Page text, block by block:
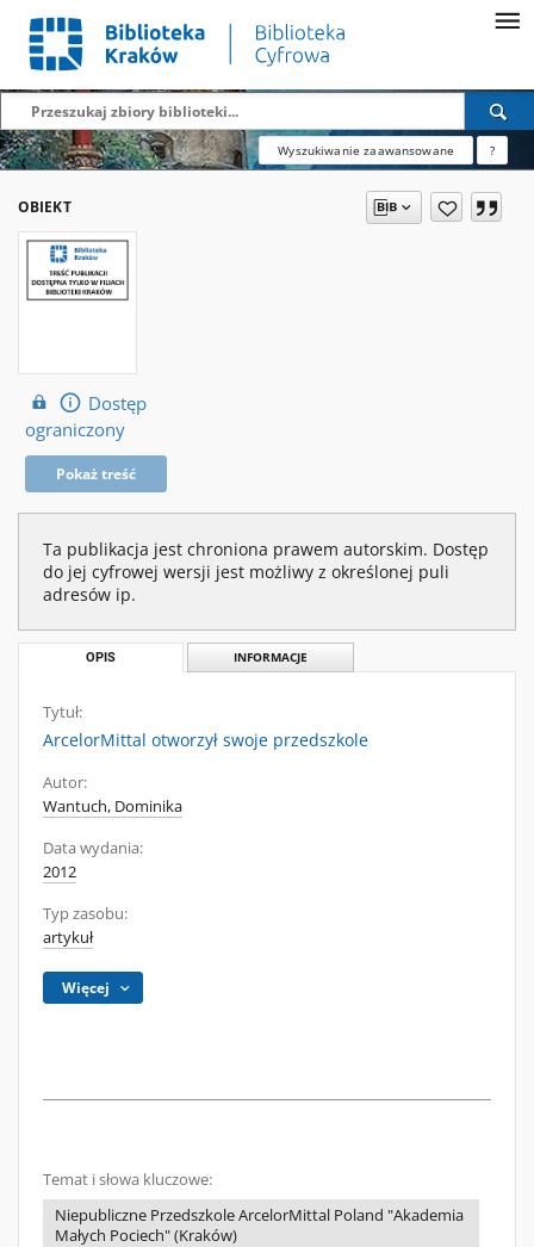
Wyszukiwanie zaawansowane ?
OBIEKT
Dostęp
ograniczony
Pokaż treść
Ta publikacja jest chroniona prawem autorskim. Dostęp
do jej cyfrowej wersji jest możliwy z określonej puli
adresów ip.
OPIS INFORMACJE
Tytuł:
ArcelorMittal otworzył swoje przedszkole
Autor:
Wantuch, Dominika
Data wydania:
2012
Typ zasobu:
artykuł
Więcej
Temat i słowa kluczowe:
Niepubliczne Przedszkole ArcelorMittal Poland "Akademia
Małych Pociech" (Kraków)